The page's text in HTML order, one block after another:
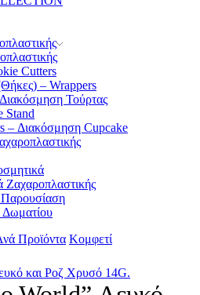
Cutters
– Wrappers
Τούρτας
Stand
– Διακόσμηση Cupcake
Παρουσίαση
Δωματίου
Προϊόντα Κομφετί